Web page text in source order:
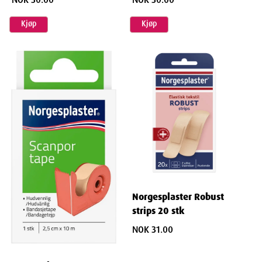
Depth
Weight
Kjøp Kjøp
Norgesplaster Robust
strips 20 stk
NOK 31.00